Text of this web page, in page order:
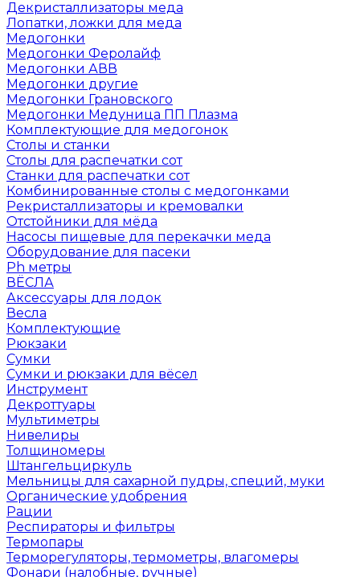
Декристаллизаторы меда
Лопатки, ложки для меда
Медогонки
Медогонки Феролайф
Медогонки АВВ
Медогонки другие
Медогонки Грановского
Медогонки Медуница ПП Плазма
Комплектующие для медогонок
Столы и станки
Столы для распечатки сот
Станки для распечатки сот
Комбинированные столы с медогонками
Рекристаллизаторы и кремовалки
Отстойники для мёда
Насосы пищевые для перекачки меда
Оборудование для пасеки
Ph метры
ВЁСЛА
Аксессуары для лодок
Весла
Комплектующие
Рюкзаки
Сумки
Сумки и рюкзаки для вёсел
Инструмент
Декроттуары
Мультиметры
Нивелиры
Толщиномеры
Штангельциркуль
Мельницы для сахарной пудры, специй, муки
Органические удобрения
Рации
Респираторы и фильтры
Термопары
Терморегуляторы, термометры, влагомеры
Фонари (налобные, ручные)